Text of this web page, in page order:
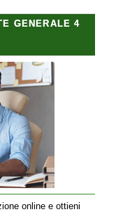
GENERALE 4
online e ottieni